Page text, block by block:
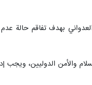
بهدف تفاقم حالة
والأمن الدوليين،